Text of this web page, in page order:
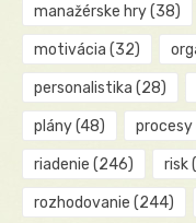
manažérske hry(38)
motivácia (32)
personalistika (28)
plány(48) procesy
riadenie (246) risk
rozhodovanie (244)